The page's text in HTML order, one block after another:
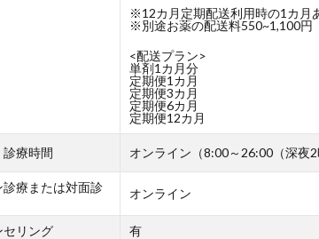
※12カ月定期配送利用時の1カ月
※別途お薬の配送料550~1,100円
<配送プラン>
単剤1カ月分
定期便1カ月
定期便3カ月
定期便6カ月
定期便12カ月
診療時間 オンライン（8:00～26:00（深夜2
診療または対面診
オンライン
セリング 有